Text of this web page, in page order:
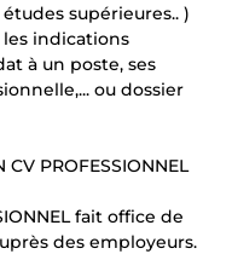
supérieures.. )
indications
à un poste, ses
ou dossier
CV PROFESSIONNEL
fait office de
des employeurs.